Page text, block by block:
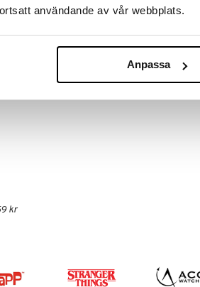
användande av vår webbplats.
Anpassa
kr